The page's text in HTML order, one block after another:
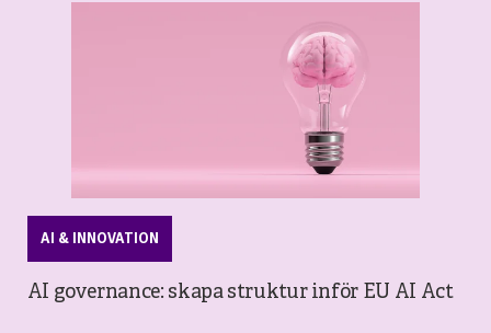
AI & INNOVATION
AI governance: skapa struktur inför EU AI Act